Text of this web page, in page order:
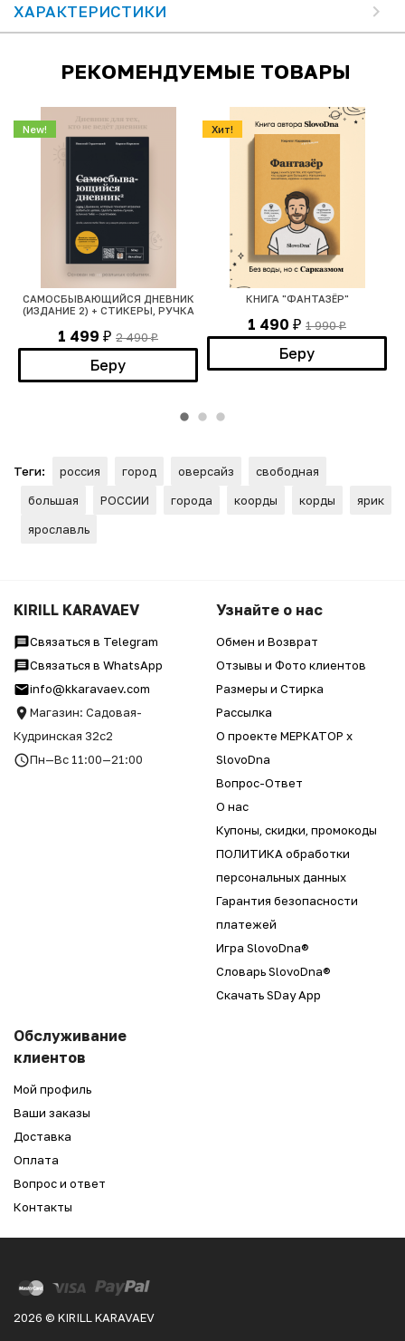
ХАРАКТЕРИСТИКИ
РЕКОМЕНДУЕМЫЕ ТОВАРЫ
САМОСБЫВАЮЩИЙСЯ ДНЕВНИК
(ИЗДАНИЕ 2) + СТИКЕРЫ, РУЧКА
1 499 ₽ 2 490₽
Беру
New!
КНИГА "ФАНТАЗЁР"
1 490 ₽ 1 990₽
Беру
Хит!
Теги: россия город оверсайз
свободная
большая
РОССИИ города коорды корды
ярик
ярославль
KIRILL KARAVAEV
Связаться в Telegram
Связаться в WhatsApp
info@kkaravaev.com
Магазин: Садовая-
Кудринская 32с2
Пн—Вс 11:00—21:00
Узнайте о нас
Обмен и Возврат
Отзывы и Фото клиентов
Размеры и Стирка
Рассылка
О проекте МЕРКАТОР x
SlovoDna
Вопрос-Ответ
О нас
Купоны, скидки, промокоды
ПОЛИТИКА обработки
персональных данных
Гарантия безопасности
платежей
Игра SlovoDna®
Словарь SlovoDna®
Скачать SDay App
Обслуживание
клиентов
Мой профиль
Ваши заказы
Доставка
Оплата
Вопрос и ответ
Контакты
2026 © KIRILL KARAVAEV